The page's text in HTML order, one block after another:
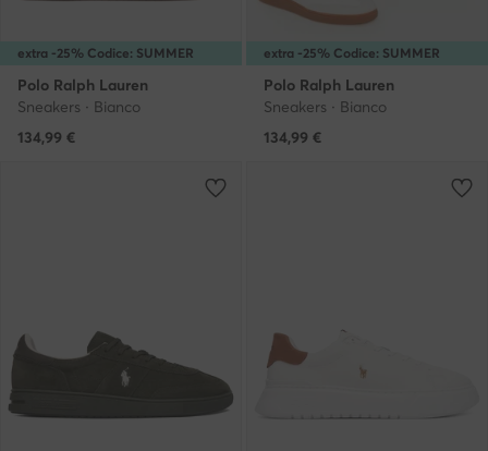
extra -25% Codice: SUMMER
Polo Ralph Lauren
Sneakers · Bianco
134,99 €
extra -25% Codice: SUMMER
Polo Ralph Lauren
Sneakers · Bianco
134,99 €